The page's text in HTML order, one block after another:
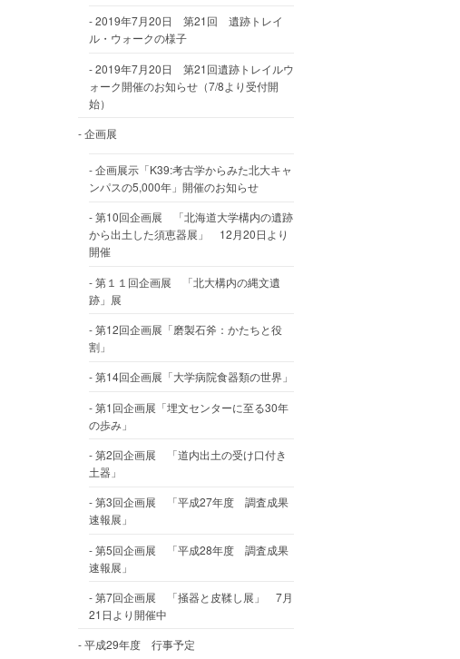
2019年7月20日 第21回 遺跡トレイ
ル・ウォークの様子
2019年7月20日 第21回遺跡トレイルウ
ォーク開催のお知らせ（7/8より受付開
始）
企画展
企画展示「K39:考古学からみた北大キャ
ンパスの5,000年」開催のお知らせ
第10回企画展 「北海道大学構内の遺跡
から出土した須恵器展」 12月20日より
開催
第１１回企画展 「北大構内の縄文遺
跡」展
第12回企画展「磨製石斧：かたちと役
割」
第14回企画展「大学病院食器類の世界」
第1回企画展「埋文センターに至る30年
の歩み」
第2回企画展 「道内出土の受け口付き
土器」
第3回企画展 「平成27年度 調査成果
速報展」
第5回企画展 「平成28年度 調査成果
速報展」
第7回企画展 「掻器と皮鞣し展」 7月
21日より開催中
平成29年度 行事予定